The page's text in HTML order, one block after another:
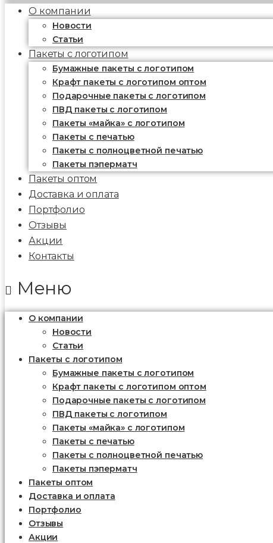
О компании
Новости
Статьи
Пакеты с логотипом
Бумажные пакеты с логотипом
Крафт пакеты с логотипом оптом
Подарочные пакеты с логотипом
ПВД пакеты с логотипом
Пакеты «майка» с логотипом
Пакеты c печатью
Пакеты с полноцветной печатью
Пакеты пэперматч
Пакеты оптом
Доставка и оплата
Портфолио
Отзывы
Акции
Контакты
Меню
О компании
Новости
Статьи
Пакеты с логотипом
Бумажные пакеты с логотипом
Крафт пакеты с логотипом оптом
Подарочные пакеты с логотипом
ПВД пакеты с логотипом
Пакеты «майка» с логотипом
Пакеты c печатью
Пакеты с полноцветной печатью
Пакеты пэперматч
Пакеты оптом
Доставка и оплата
Портфолио
Отзывы
Акции